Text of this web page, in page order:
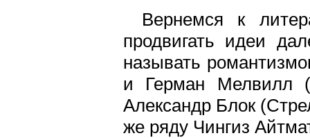
Вернемся к
продвигать идеи
называть
и Герман Мелвилл
Александр Блок
же ряду Чингиз